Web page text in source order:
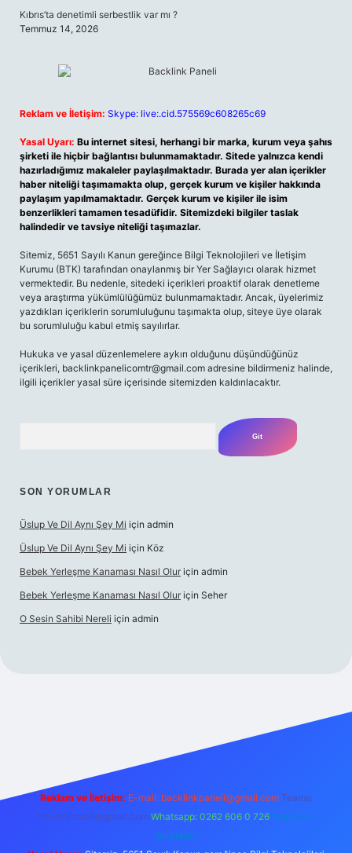
Kıbrıs’ta denetimli serbestlik var mı ?
Temmuz 14, 2026
Reklam ve İletişim: Skype: live:.cid.575569c608265c69
Yasal Uyarı: Bu internet sitesi, herhangi bir marka, kurum veya şahıs
şirketi ile hiçbir bağlantısı bulunmamaktadır. Sitede yalnızca kendi
hazırladığımız makaleler paylaşılmaktadır. Burada yer alan içerikler
haber niteliği taşımamakta olup, gerçek kurum ve kişiler hakkında
paylaşım yapılmamaktadır. Gerçek kurum ve kişiler ile isim
benzerlikleri tamamen tesadüfidir. Sitemizdeki bilgiler taslak
halindedir ve tavsiye niteliği taşımazlar.
Sitemiz, 5651 Sayılı Kanun gereğince Bilgi Teknolojileri ve İletişim
Kurumu (BTK) tarafından onaylanmış bir Yer Sağlayıcı olarak hizmet
vermektedir. Bu nedenle, sitedeki içerikleri proaktif olarak denetleme
veya araştırma yükümlülüğümüz bulunmamaktadır. Ancak, üyelerimiz
yazdıkları içeriklerin sorumluluğunu taşımakta olup, siteye üye olarak
bu sorumluluğu kabul etmiş sayılırlar.
Hukuka ve yasal düzenlemelere aykırı olduğunu düşündüğünüz
içerikleri, backlinkpanelicomtr@gmail.com adresine bildirmeniz halinde,
ilgili içerikler yasal süre içerisinde sitemizden kaldırılacaktır.
SON YORUMLAR
Üslup Ve Dil Aynı Şey Mi için admin
Üslup Ve Dil Aynı Şey Mi için Köz
Bebek Yerleşme Kanaması Nasıl Olur için admin
Bebek Yerleşme Kanaması Nasıl Olur için Seher
O Sesin Sahibi Nereli için admin
Reklam ve İletişim: E-mail: backlinkpaneli@gmail.com Teams:
forumhizmeti@gmail.com Whatsapp: 0262 606 0 726 Telegram:
@karabul